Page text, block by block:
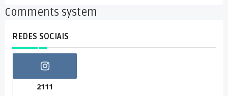
Comments system
REDES SOCIAIS
2111